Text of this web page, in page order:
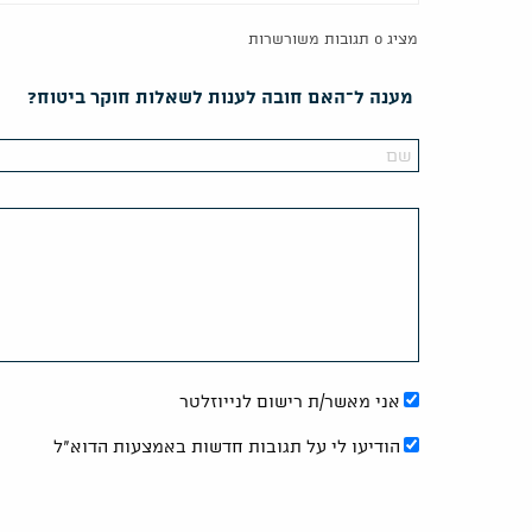
מציג 0 תגובות משורשרות
מענה ל־האם חובה לענות לשאלות חוקר ביטוח?
אני מאשר/ת רישום לנייוזלטר
הודיעו לי על תגובות חדשות באמצעות הדוא"ל